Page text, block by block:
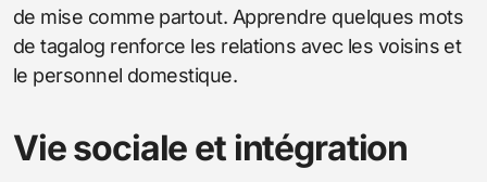
de mise comme partout. Apprendre quelques mots
de tagalog renforce les relations avec les voisins et
le personnel domestique.
Vie sociale et intégration